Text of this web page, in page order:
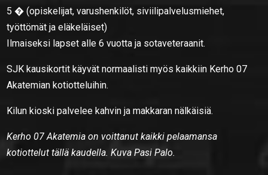
5 � (opiskelijat, varushenkilöt, siviilipalvelusmiehet,
työttömät ja eläkeläiset)
Ilmaiseksi lapset alle 6 vuotta ja sotaveteraanit.
SJK kausikortit käyvät normaalisti myös kaikkiin Kerho 07
Akatemian kotiotteluihin.
Kilun kioski palvelee kahvin ja makkaran nälkäisiä.
Kerho 07 Akatemia on voittanut kaikki pelaamansa
kotiottelut tällä kaudella. Kuva Pasi Palo.